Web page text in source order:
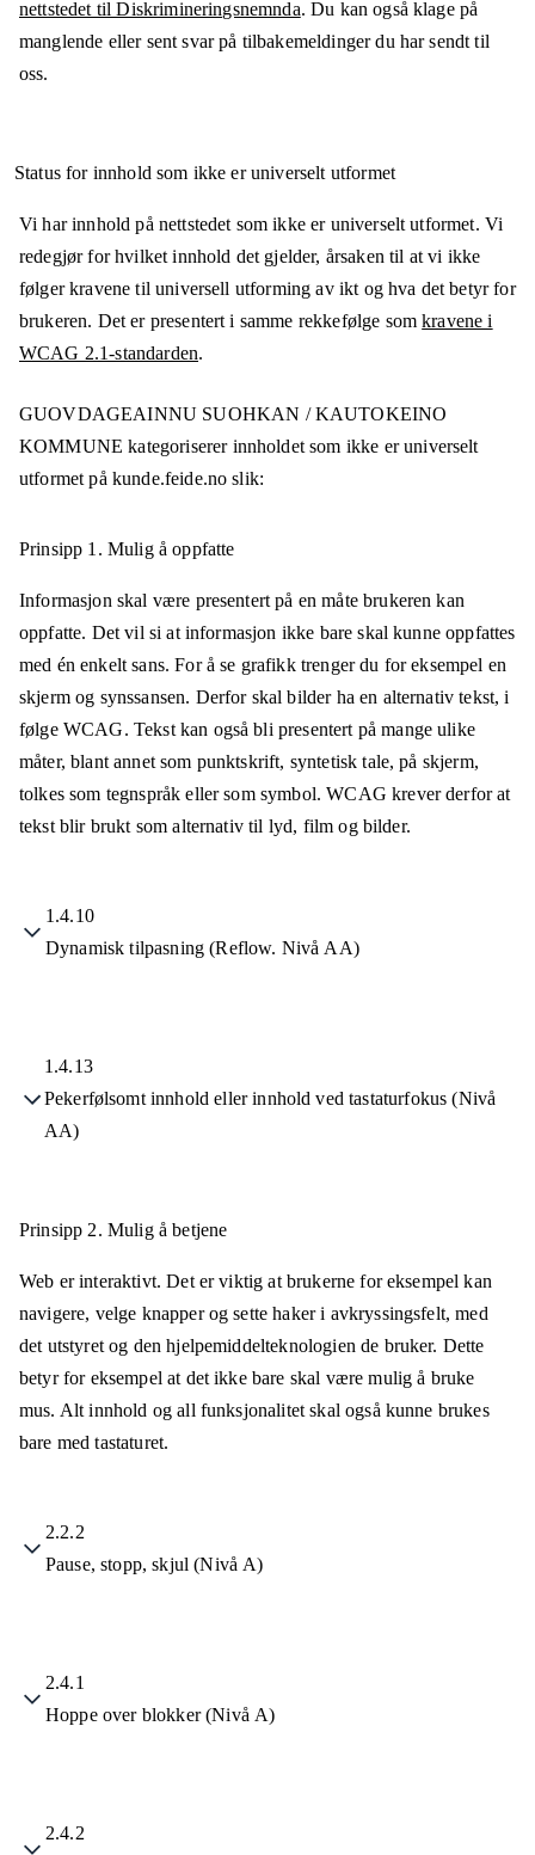
nettstedet til Diskrimineringsnemnda. Du kan også klage på
manglende eller sent svar på tilbakemeldinger du har sendt til
oss.
Status for innhold som ikke er universelt utformet
Vi har innhold på nettstedet som ikke er universelt utformet. Vi
redegjør for hvilket innhold det gjelder, årsaken til at vi ikke
følger kravene til universell utforming av ikt og hva det betyr for
brukeren. Det er presentert i samme rekkefølge somkravene i
WCAG 2.1-standarden.
GUOVDAGEAINNU SUOHKAN / KAUTOKEINO
KOMMUNE kategoriserer innholdet som ikke er universelt
utformet på kunde.feide.no slik:
Prinsipp 1. Mulig å oppfatte
Informasjon skal være presentert på en måte brukeren kan
oppfatte. Det vil si at informasjon ikke bare skal kunne oppfattes
med én enkelt sans. For å se grafikk trenger du for eksempel en
skjerm og synssansen. Derfor skal bilder ha en alternativ tekst, i
følge WCAG. Tekst kan også bli presentert på mange ulike
måter, blant annet som punktskrift, syntetisk tale, på skjerm,
tolkes som tegnspråk eller som symbol. WCAG krever derfor at
tekst blir brukt som alternativ til lyd, film og bilder.
1.4.10
Dynamisk tilpasning (Reflow. Nivå AA)
1.4.13
Pekerfølsomt innhold eller innhold ved tastaturfokus (Nivå
AA)
Prinsipp 2. Mulig å betjene
Web er interaktivt. Det er viktig at brukerne for eksempel kan
navigere, velge knapper og sette haker i avkryssingsfelt, med
det utstyret og den hjelpemiddelteknologien de bruker. Dette
betyr for eksempel at det ikke bare skal være mulig å bruke
mus. Alt innhold og all funksjonalitet skal også kunne brukes
bare med tastaturet.
2.2.2
Pause, stopp, skjul (Nivå A)
2.4.1
Hoppe over blokker (Nivå A)
2.4.2